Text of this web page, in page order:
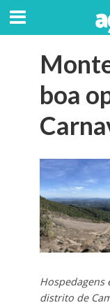
boa
Hospedagens
distrito de